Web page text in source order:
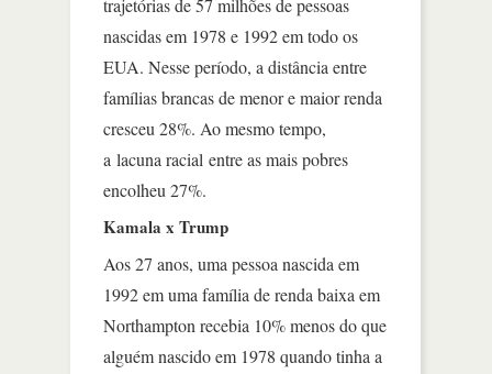
trajetórias de 57 milhões de pessoas
nascidas em 1978 e 1992 em todo os
EUA. Nesse período, a distância entre
famílias brancas de menor e maior renda
cresceu 28%. Ao mesmo tempo,
a lacuna racial entre as mais pobres
encolheu 27%.
Kamala x Trump
Aos 27 anos, uma pessoa nascida em
1992 em uma família de renda baixa em
Northampton recebia 10% menos do que
alguém nascido em 1978 quando tinha a